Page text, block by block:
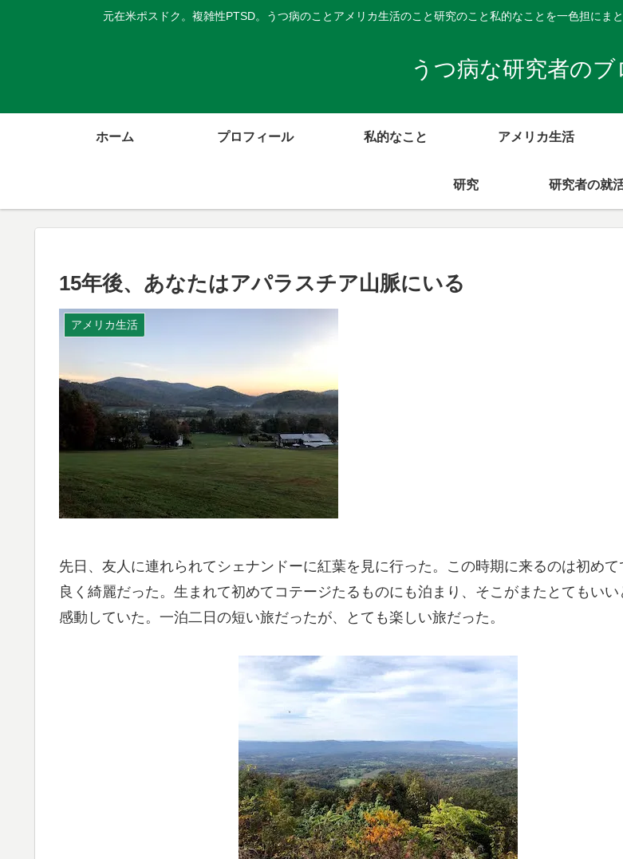
元在米ポスドク。複雑性PTSD。うつ病のことアメリカ生活のこと研究のこと私的なことを一色担にま
うつ病な研究者のブ
ホーム プロフィール 私的なこと アメリカ生活
研究 研究者の就
15年後、あなたはアパラスチア山脈にいる
アメリカ生活
先日、友人に連れられてシェナンドーに紅葉を見に行った。この時期に来るのは初めて
良く綺麗だった。生まれて初めてコテージたるものにも泊まり、そこがまたとてもいい
感動していた。一泊二日の短い旅だったが、とても楽しい旅だった。